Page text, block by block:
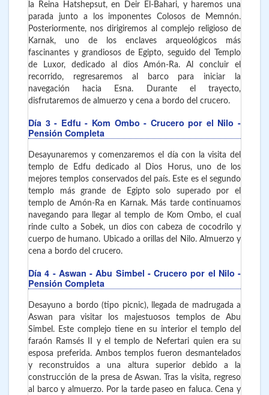
la Reina Hatshepsut, en Deir El-Bahari, y haremos una
parada junto a los imponentes Colosos de Memnón.
Posteriormente, nos dirigiremos al complejo religioso de
Karnak, uno de los enclaves arqueológicos más
fascinantes y grandiosos de Egipto, seguido del Templo
de Luxor, dedicado al dios Amón-Ra. Al concluir el
recorrido, regresaremos al barco para iniciar la
navegación hacia Esna. Durante el trayecto,
disfrutaremos de almuerzo y cena a bordo del crucero.
Día 3 - Edfu - Kom Ombo- Crucero por el Nilo -
Pensión Completa
Desayunaremos y comenzaremos el día con la visita del
templo de Edfu dedicado al Dios Horus, uno de los
mejores templos conservados del país. Este es el segundo
templo más grande de Egipto solo superado por el
templo de Amón-Ra en Karnak. Más tarde continuamos
navegando para llegar al templo de Kom Ombo, el cual
rinde culto a Sobek, un dios con cabeza de cocodrilo y
cuerpo de humano. Ubicado a orillas del Nilo. Almuerzo y
cena a bordo del crucero.
Día 4 - Aswan - Abu Simbel - Crucero por el Nilo -
Pensión Completa
Desayuno a bordo (tipo picnic), llegada de madrugada a
Aswan para visitar los majestuosos templos de Abu
Simbel. Este complejo tiene en su interior el templo del
faraón Ramsés II y el templo de Nefertari quien era su
esposa preferida. Ambos templos fueron desmantelados
y reconstruidos a una altura superior debido a la
construcción de la presa de Aswan. Tras la visita, regreso
al barco y almuerzo. Por la tarde paseo en faluca. Cena y